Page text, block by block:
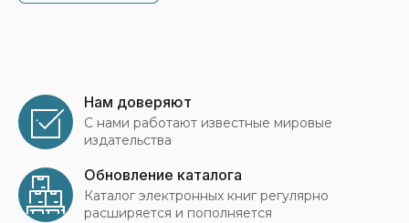
Нам доверяют
С нами работают известные мировые
издательства
Обновление каталога
Каталог электронных книг регулярно
расширяется и пополняется